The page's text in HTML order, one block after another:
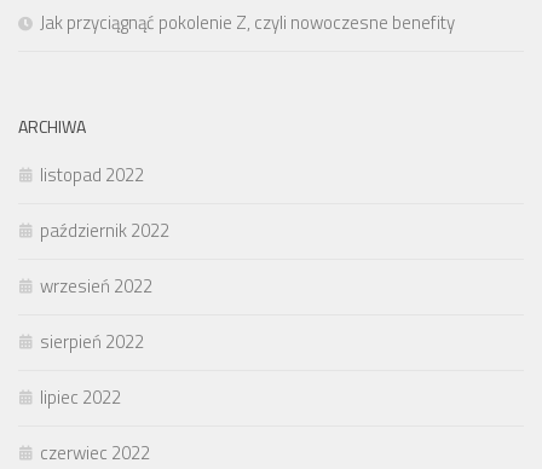
Jak przyciągnąć pokolenie Z, czyli nowoczesne benefity
ARCHIWA
listopad 2022
październik 2022
wrzesień 2022
sierpień 2022
lipiec 2022
czerwiec 2022